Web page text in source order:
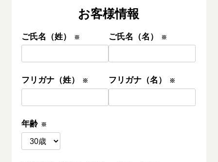
群馬高崎店
山梨甲府店
新潟駅前店
長野駅前店
三重四日市店
富山駅前店
福井駅前店
沖縄北谷店お客様情報
ご氏名（姓） ※ ご氏名（名） ※
フリガナ（姓） ※ フリガナ（名） ※
年齢 ※